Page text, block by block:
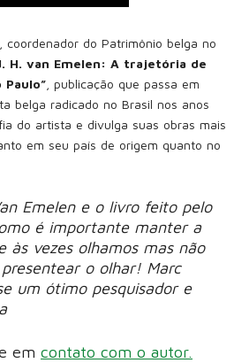
coordenador do Patrimônio belga no
H. van Emelen: A trajetória de
, publicação que passa em
belga radicado no Brasil nos anos
do artista e divulga suas obras mais
em seu país de origem quanto no
Emelen e o livro feito pelo
é importante manter a
às vezes olhamos mas não
o olhar! Marc
um ótimo pesquisador e
em contato com o autor.